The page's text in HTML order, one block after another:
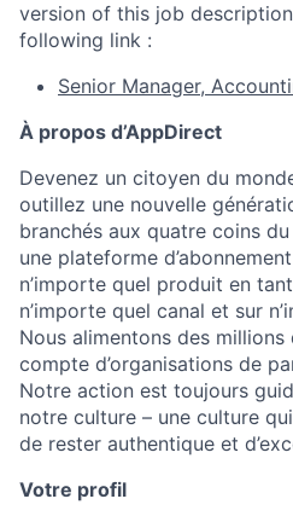
version of this job
following link :
Senior Manager,
À propos d’AppDirect
Devenez un citoyen du
outillez une nouvelle
branchés aux quatre coins
une plateforme
n’importe quel produit en
n’importe quel canal et sur
Nous alimentons des millions
compte d’organisations de
Notre action est toujours
notre culture – une culture
de rester authentique et
Votre profil